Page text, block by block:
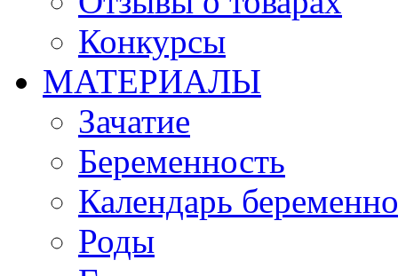
Конкурсы
МАТЕРИАЛЫ
Зачатие
Беременность
Календарь
Роды